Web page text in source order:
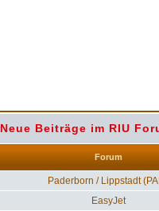
Neue Beiträge im RIU
Forum
Paderborn / Lippstadt
EasyJet